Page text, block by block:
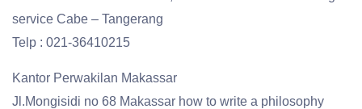
service Cabe – Tangerang
Telp : 021-36410215
Kantor Perwakilan Makassar
Jl.Mongisidi no 68 Makassar how to write a philosophy